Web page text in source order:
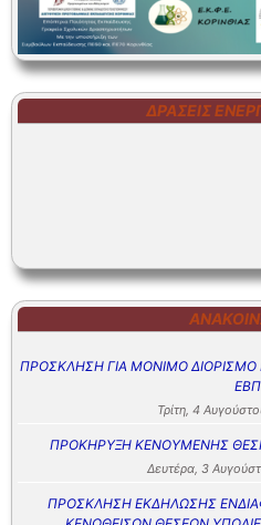
ΔΡΆΣΕΙΣ
ΠΡΟΣΚΛΗΣΗ ΓΙΑ ΜΟΝΙΜΟ ΔΙΟΡΙΣΜΟ
ΕΒΠ
Τρίτη, 4
ΠΡΟΚΗΡΥΞΗ ΚΕΝΟΥΜΕΝΗΣ
Δευτέρα, 3
ΠΡΟΣΚΛΗΣΗ ΕΚΔΗΛΩΣΗΣ